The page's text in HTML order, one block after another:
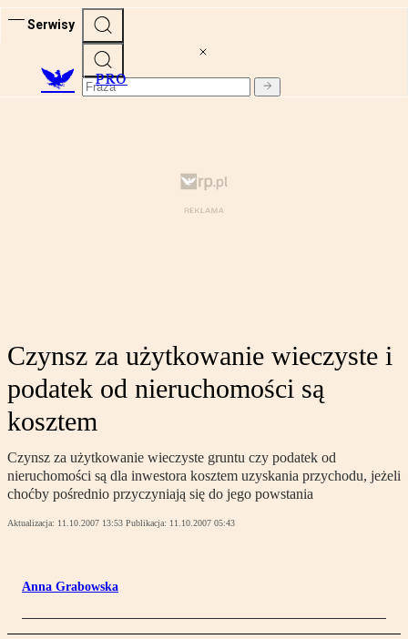
Serwisy
PRO
Czynsz za użytkowanie wieczyste i
podatek od nieruchomości są
kosztem
Czynsz za użytkowanie wieczyste gruntu czy podatek od
nieruchomości są dla inwestora kosztem uzyskania przychodu, jeżeli
choćby pośrednio przyczyniają się do jego powstania
Aktualizacja: 11.10.2007 13:53 Publikacja: 11.10.2007 05:43
Anna Grabowska